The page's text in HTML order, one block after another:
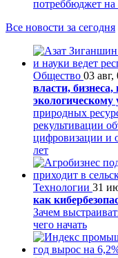
потреббюджет на
Все новости за сегодня
Общество 03 авг,
власти,
экологическому
природных
рекультивации
цифровизации и
лет
Технологии 31
как
Зачем
чего начать